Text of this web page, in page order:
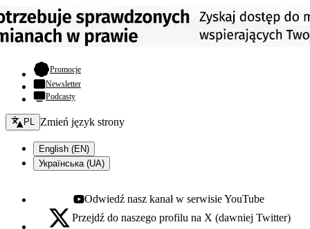
Promocje- otwiera się w nowej karcie
Newsletter
Podcasty
Zmień język - bieżący:
PL Zmień język strony
English (EN)
Українська (UA)
Youtube - otwiera się w nowej karcie
Odwiedź nasz kanał w serwisie YouTube
X - otwiera się w nowej karcie
Przejdź do naszego profilu na X (dawniej Twitter)